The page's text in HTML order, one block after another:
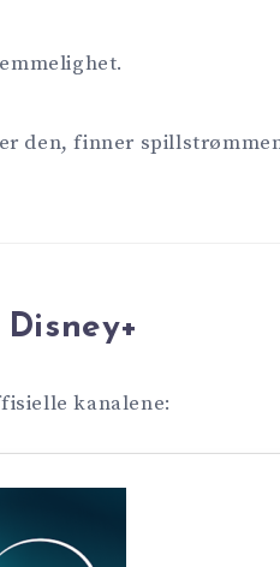
den, finner
kanalene: